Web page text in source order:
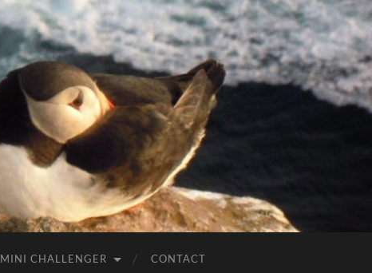
MINI CHALLENGER CONTACT